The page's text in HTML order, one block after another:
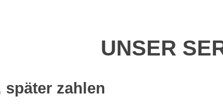
UNSER
später zahlen